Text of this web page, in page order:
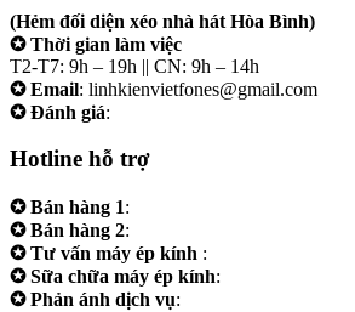
(Hẻm đối diện xéo nhà hát Hòa Bình)
✪ Thời gian làm việc
T2-T7: 9h – 19h || CN: 9h – 14h
✪ Email: linhkienvietfones@gmail.com
✪ Đánh giá:
Hotline hỗ trợ
✪ Bán hàng 1:
✪ Bán hàng 2:
✪ Tư vấn máy ép kính :
✪ Sữa chữa máy ép kính:
✪ Phản ánh dịch vụ: